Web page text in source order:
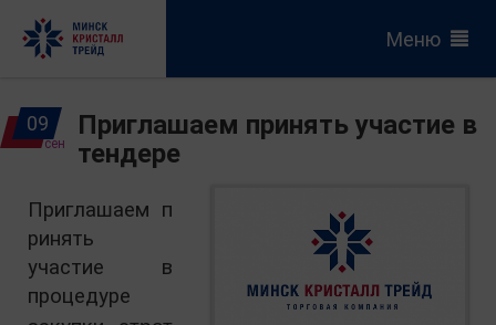
Меню
09
сен
Приглашаем принять участие в
тендере
Приглашаем п
ринять
участие в
процедуре